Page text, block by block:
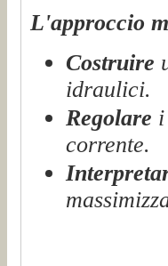
L'approccio
Costruire
idraulici.
Regolare i
corrente.